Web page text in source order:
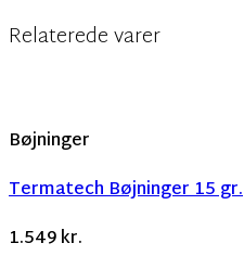
Relaterede varer
Bøjninger
Termatech Bøjninger 15 gr.
1.549kr.